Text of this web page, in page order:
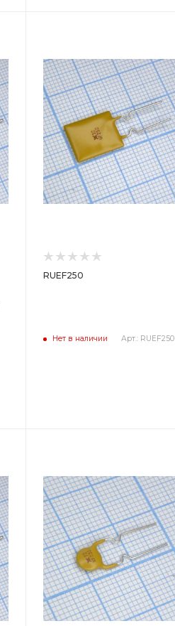
RUEF250
Нет в наличии Арт.: RUEF250